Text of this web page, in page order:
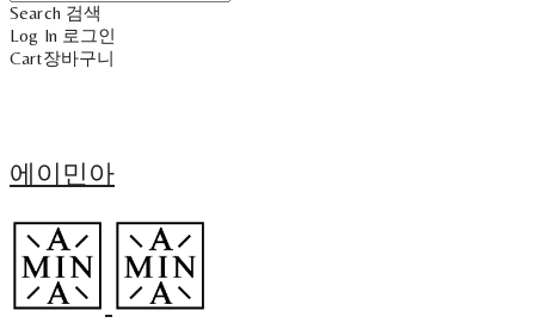
Search 검색
Log In 로그인
Cart장바구니
에이민아